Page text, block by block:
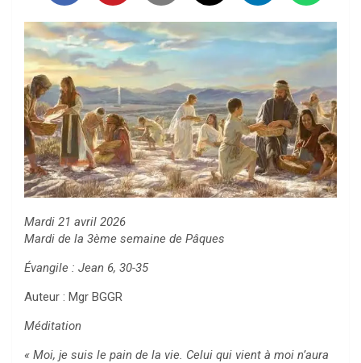
Mardi 21 avril 2026
Mardi de la 3ème semaine de Pâques
Évangile : Jean 6, 30-35
Auteur : Mgr BGGR
Méditation
« Moi, je suis le pain de la vie. Celui qui vient à moi n’aura